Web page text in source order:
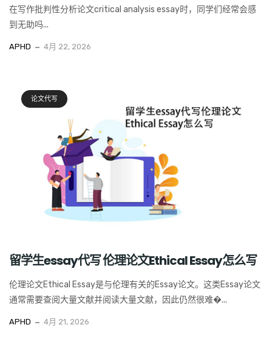
在写作批判性分析论文critical analysis essay时，同学们经常会感
到无助吗...
APHD 4月 22, 2026
论文代写
留学生essay代写 伦理论文Ethical Essay怎么写
伦理论文Ethical Essay是与伦理有关的Essay论文。这类Essay论文
通常需要查阅大量文献并阅读大量文献，因此仍然很难�...
APHD 4月 21, 2026